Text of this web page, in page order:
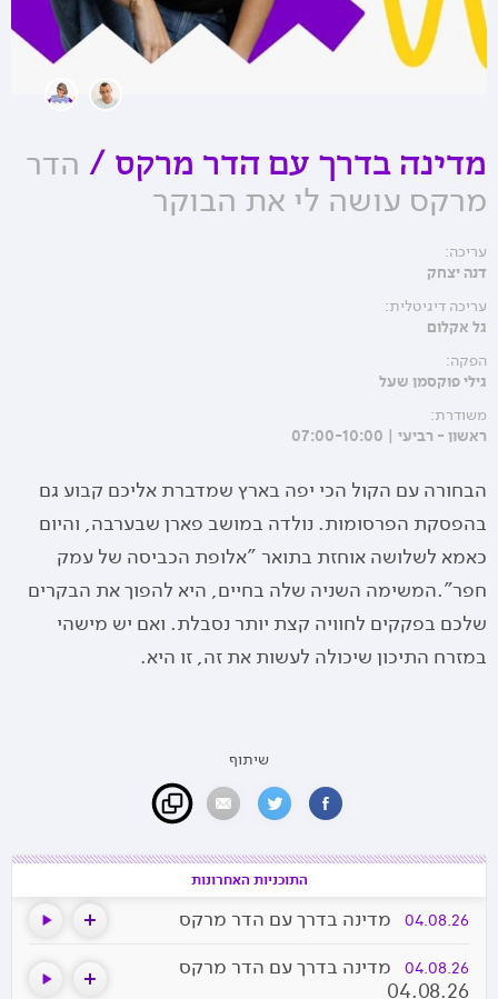
מדינה בדרך עם הדר מרקס / הדר
מרקס עושה לי את הבוקר
עריכה:
דנה יצחק
עריכה דיגיטלית:
גל אקלום
הפקה:
גילי פוקסמן שעל
משודרת:
ראשון - רביעי | 07:00-10:00
הבחורה עם הקול הכי יפה בארץ שמדברת אליכם קבוע גם
בהפסקת הפרסומות. נולדה במושב פארן שבערבה, והיום
כאמא לשלושה אוחזת בתואר "אלופת הכביסה של עמק
חפר”.המשימה השניה שלה בחיים, היא להפוך את הבקרים
שלכם בפקקים לחוויה קצת יותר נסבלת. ואם יש מישהי
במזרח התיכון שיכולה לעשות את זה, זו היא.
שיתוף
התוכניות האחרונות
04.08.26 מדינה בדרך עם הדר מרקס
04.08.26
מדינה בדרך עם הדר מרקס
04.08.26